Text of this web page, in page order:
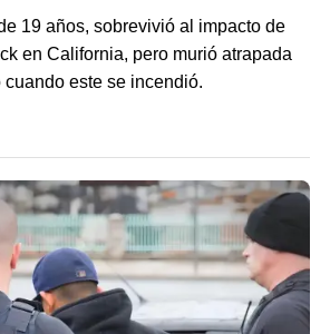
19 años, sobrevivió al impacto de
en California, pero murió atrapada
este se incendió.